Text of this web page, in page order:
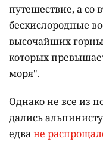
путешествие, а со
бескислородные
высочайших
которых
моря".
Однако не все из
дались
едване